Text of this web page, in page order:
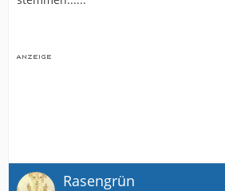
Rasengrün